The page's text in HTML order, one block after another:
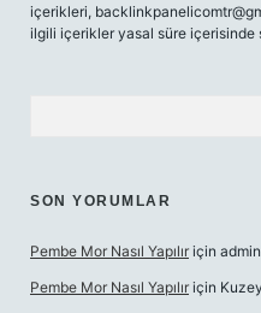
içerikleri,
ilgili içerikler yasal süre içerisinde
SON YORUMLAR
Pembe Mor Nasıl Yapılır için admin
Pembe Mor Nasıl Yapılır için Kuzey